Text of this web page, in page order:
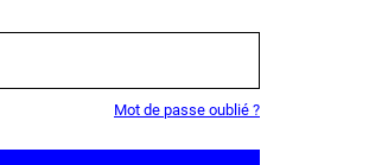
Mot de passe oublié ?